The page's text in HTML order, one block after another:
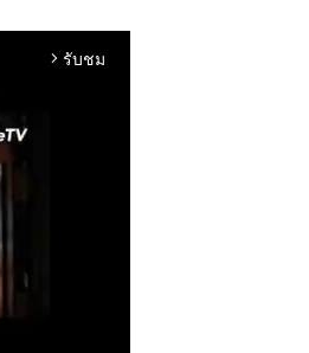
arrow_forward_ios รับชม